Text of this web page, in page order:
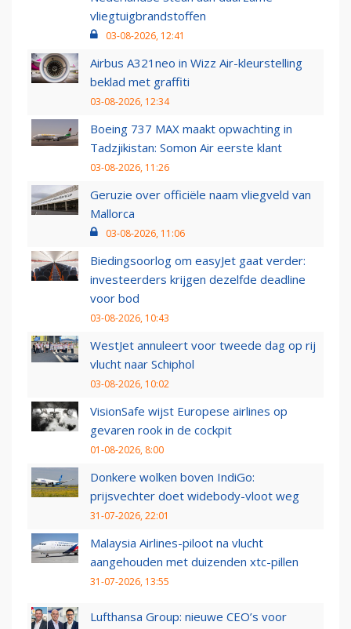
vliegtuigbrandstoffen
03-08-2026, 12:41
Airbus A321neo in Wizz Air-kleurstelling
beklad met graffiti
03-08-2026, 12:34
Boeing 737 MAX maakt opwachting in
Tadzjikistan: Somon Air eerste klant
03-08-2026, 11:26
Geruzie over officiële naam vliegveld van
Mallorca
03-08-2026, 11:06
Biedingsoorlog om easyJet gaat verder:
investeerders krijgen dezelfde deadline
voor bod
03-08-2026, 10:43
WestJet annuleert voor tweede dag op rij
vlucht naar Schiphol
03-08-2026, 10:02
VisionSafe wijst Europese airlines op
gevaren rook in de cockpit
01-08-2026, 8:00
Donkere wolken boven IndiGo:
prijsvechter doet widebody-vloot weg
31-07-2026, 22:01
Malaysia Airlines-piloot na vlucht
aangehouden met duizenden xtc-pillen
31-07-2026, 13:55
Lufthansa Group: nieuwe CEO’s voor